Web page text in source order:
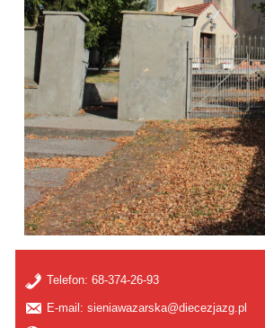
Telefon:68-374-26-93
E-mail: sieniawazarska@diecezjazg.pl